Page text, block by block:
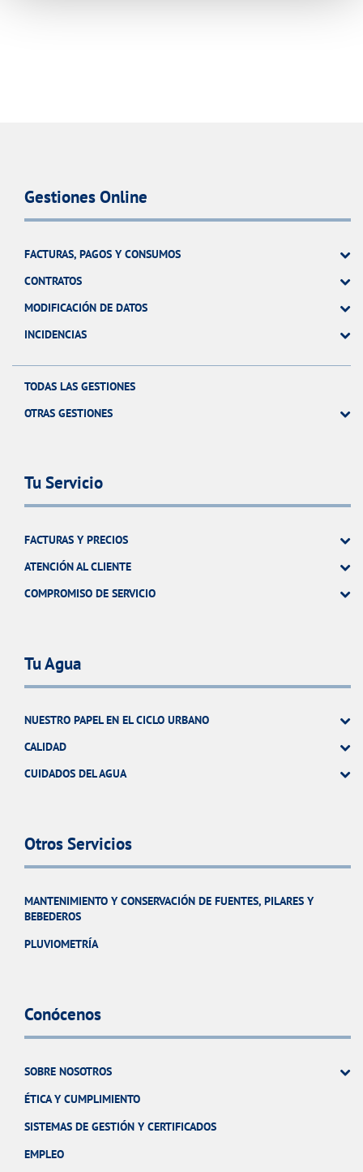
Gestiones Online
FACTURAS, PAGOS Y CONSUMOS
CONTRATOS
MODIFICACIÓN DE DATOS
INCIDENCIAS
TODAS LAS GESTIONES
OTRAS GESTIONES
Tu Servicio
FACTURAS Y PRECIOS
ATENCIÓN AL CLIENTE
COMPROMISO DE SERVICIO
Tu Agua
NUESTRO PAPEL EN EL CICLO URBANO
CALIDAD
CUIDADOS DEL AGUA
Otros Servicios
MANTENIMIENTO Y CONSERVACIÓN DE FUENTES, PILARES Y
BEBEDEROS
PLUVIOMETRÍA
Conócenos
SOBRE NOSOTROS
ÉTICA Y CUMPLIMIENTO
SISTEMAS DE GESTIÓN Y CERTIFICADOS
EMPLEO